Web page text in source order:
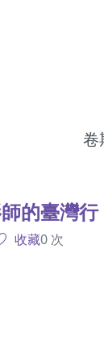
卷
的臺灣行
收藏0 次